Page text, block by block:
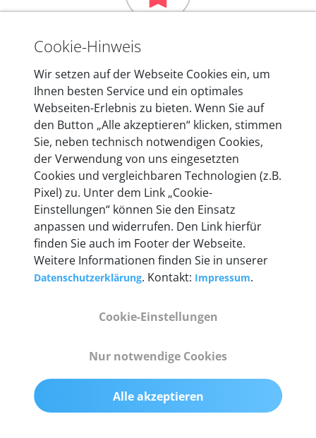
Mehr als 10 Jahre Erfahrung
In den Kfz-Diagnosegeräten von autoaid stecken
mehr als 10 Jahre Erfahrung, und auch in Zukunft
entwickeln wir unsere Produkte am Standort in
Berlin laufend weiter. Auf diese Qualität vertrauen
heute mehr als 60.000 Privatkunden und
Unternehmen.
Technische Details &
Lieferumfang
Abmessungen
Gewicht
200 g
Cookie-Hinweis
Wir setzen auf der Webseite Cookies ein, um
Ihnen besten Service und ein optimales
Webseiten-Erlebnis zu bieten. Wenn Sie auf
den Button „Alle akzeptieren“ klicken, stimmen
Sie, neben technisch notwendigen Cookies,
der Verwendung von uns eingesetzten
Cookies und vergleichbaren Technologien (z.B.
Pixel) zu. Unter dem Link „Cookie-
Einstellungen“ können Sie den Einsatz
anpassen und widerrufen. Den Link hierfür
finden Sie auch im Footer der Webseite.
Weitere Informationen finden Sie in unserer
Datenschutzerklärung. Kontakt: Impressum.
Cookie-Einstellungen
Nur notwendige Cookies
Alle akzeptieren